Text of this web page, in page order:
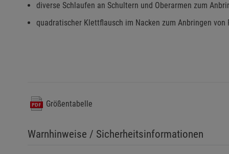
diverse Schlaufen an Schultern und Oberarmen zum
quadratischer Klettflausch im Nacken zum Anbringen von
Größentabelle
Warnhinweise / Sicherheitsinformationen